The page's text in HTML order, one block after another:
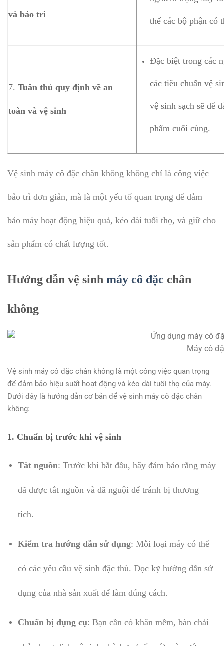
và bảo trì
thế các bộ phận có
7. Tuân thủ quy định về an
toàn và vệ sinh
Đặc biệt trong các
các tiêu chuẩn vệ
vệ sinh sạch sẽ để
phẩm cuối cùng.
Vệ sinh máy cô đặc chân không không chỉ là công việc
bảo trì đơn giản, mà là một yếu tố quan trọng để đảm
bảo máy hoạt động hiệu quả, kéo dài tuổi thọ, và giữ cho
sản phẩm có chất lượng tốt.
Hướng dẫn vệ sinh máy cô đặc chân
không
Máy cô
Vệ sinh máy cô đặc chân không là một công việc quan trọng
để đảm bảo hiệu suất hoạt động và kéo dài tuổi thọ của máy.
Dưới đây là hướng dẫn cơ bản để vệ sinh máy cô đặc chân
không:
1. Chuẩn bị trước khi vệ sinh
Tắt nguồn: Trước khi bắt đầu, hãy đảm bảo rằng máy
đã được tắt nguồn và đã nguội để tránh bị thương
tích.
Kiểm tra hướng dẫn sử dụng: Mỗi loại máy có thể
có các yêu cầu vệ sinh đặc thù. Đọc kỹ hướng dẫn sử
dụng của nhà sản xuất để làm đúng cách.
Chuẩn bị dụng cụ: Bạn cần có khăn mềm, bàn chải